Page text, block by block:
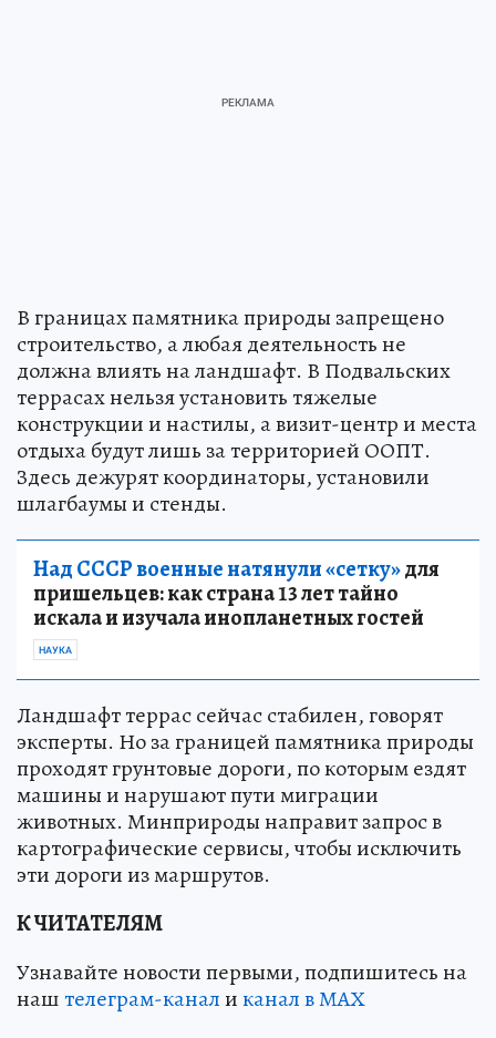
В границах памятника природы запрещено
строительство, а любая деятельность не
должна влиять на ландшафт. В Подвальских
террасах нельзя установить тяжелые
конструкции и настилы, а визит-центр и места
отдыха будут лишь за территорией ООПТ.
Здесь дежурят координаторы, установили
шлагбаумы и стенды.
Над СССР военные натянули «сетку»для
пришельцев: как страна 13 лет тайно
искала и изучала инопланетных гостей
НАУКА
Ландшафт террас сейчас стабилен, говорят
эксперты. Но за границей памятника природы
проходят грунтовые дороги, по которым ездят
машины и нарушают пути миграции
животных. Минприроды направит запрос в
картографические сервисы, чтобы исключить
эти дороги из маршрутов.
К ЧИТАТЕЛЯМ
Узнавайте новости первыми, подпишитесь на
наштелеграм-каналиканал в МАХ